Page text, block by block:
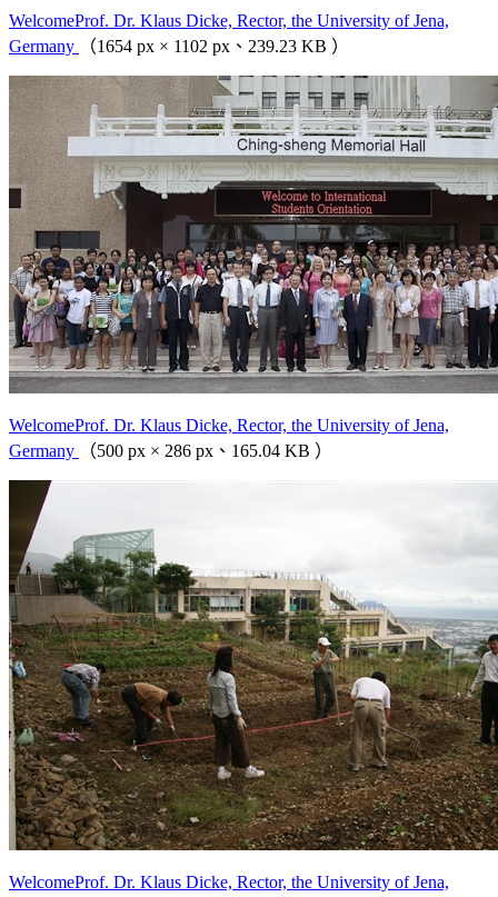
WelcomeProf. Dr. Klaus Dicke, Rector, the University of Jena,
Germany
（1654 px × 1102 px、239.23 KB ）
WelcomeProf. Dr. Klaus Dicke, Rector, the University of Jena,
Germany
（500 px × 286 px、165.04 KB ）
WelcomeProf. Dr. Klaus Dicke, Rector, the University of Jena,